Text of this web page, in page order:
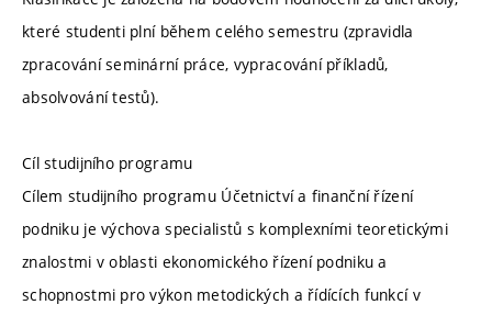
které studenti plní během celého semestru (zpravidla
zpracování seminární práce, vypracování příkladů,
absolvování testů).
Cíl studijního programu
Cílem studijního programu Účetnictví a finanční řízení
podniku je výchova specialistů s komplexními teoretickými
znalostmi v oblasti ekonomického řízení podniku a
schopnostmi pro výkon metodických a řídících funkcí v